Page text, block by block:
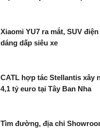
Xiaomi YU7 ra mắt, SUV
dáng dấp siêu xe
CATL hợp tác Stellantis xây
4,1 tỷ euro tại Tây Ban Nha
Tìm đường, địa chỉ